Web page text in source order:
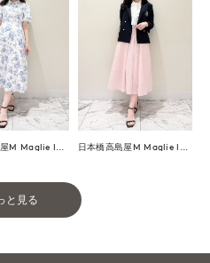
と見る